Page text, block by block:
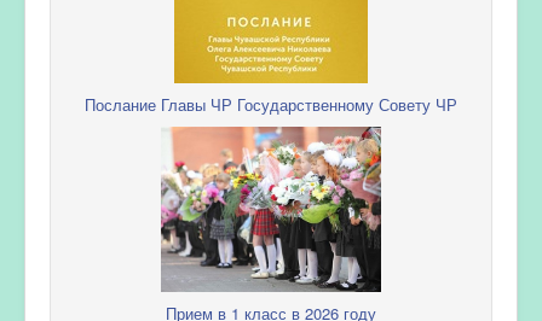
Послание Главы ЧР Государственному Совету ЧР
Прием в 1 класс в 2026 году